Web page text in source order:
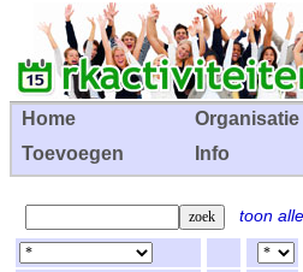
Home Organisatie
Toevoegen
Info
toon